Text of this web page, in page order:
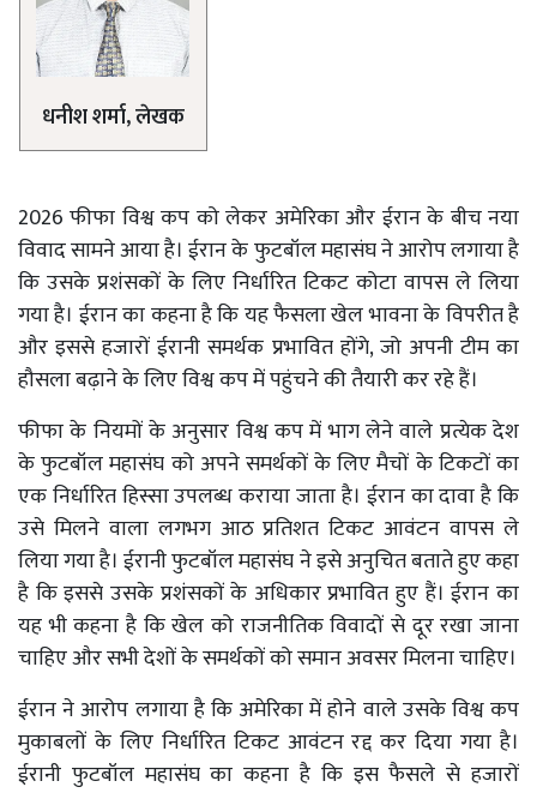
धनीश शर्मा, लेखक
2026 फीफा विश्व कप को लेकर अमेरिका और ईरान के बीच नया
विवाद सामने आया है। ईरान के फुटबॉल महासंघ ने आरोप लगाया है
कि उसके प्रशंसकों के लिए निर्धारित टिकट कोटा वापस ले लिया
गया है। ईरान का कहना है कि यह फैसला खेल भावना के विपरीत है
और इससे हजारों ईरानी समर्थक प्रभावित होंगे, जो अपनी टीम का
हौसला बढ़ाने के लिए विश्व कप में पहुंचने की तैयारी कर रहे हैं।
फीफा के नियमों के अनुसार विश्व कप में भाग लेने वाले प्रत्येक देश
के फुटबॉल महासंघ को अपने समर्थकों के लिए मैचों के टिकटों का
एक निर्धारित हिस्सा उपलब्ध कराया जाता है। ईरान का दावा है कि
उसे मिलने वाला लगभग आठ प्रतिशत टिकट आवंटन वापस ले
लिया गया है। ईरानी फुटबॉल महासंघ ने इसे अनुचित बताते हुए कहा
है कि इससे उसके प्रशंसकों के अधिकार प्रभावित हुए हैं। ईरान का
यह भी कहना है कि खेल को राजनीतिक विवादों से दूर रखा जाना
चाहिए और सभी देशों के समर्थकों को समान अवसर मिलना चाहिए।
ईरान ने आरोप लगाया है कि अमेरिका में होने वाले उसके विश्व कप
मुकाबलों के लिए निर्धारित टिकट आवंटन रद्द कर दिया गया है।
ईरानी फुटबॉल महासंघ का कहना है कि इस फैसले से हजारों